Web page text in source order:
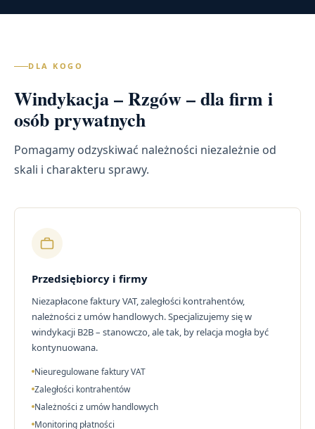
DLA KOGO
Windykacja – Rzgów – dla firm i
osób prywatnych
Pomagamy odzyskiwać należności niezależnie od
skali i charakteru sprawy.
Przedsiębiorcy i firmy
Niezapłacone faktury VAT, zaległości kontrahentów,
należności z umów handlowych. Specjalizujemy się w
windykacji B2B – stanowczo, ale tak, by relacja mogła być
kontynuowana.
Nieuregulowane faktury VAT
Zaległości kontrahentów
Należności z umów handlowych
Monitoring płatności